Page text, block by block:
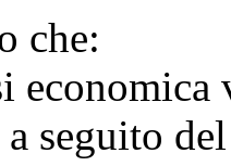
seguito